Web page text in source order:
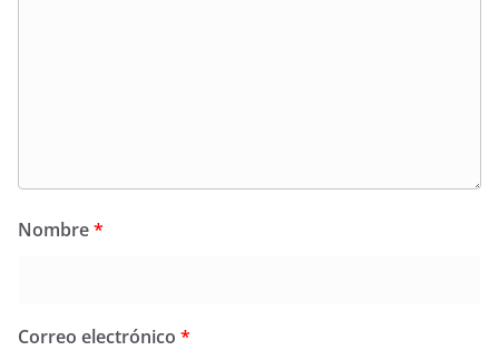
Nombre*
Correo electrónico *